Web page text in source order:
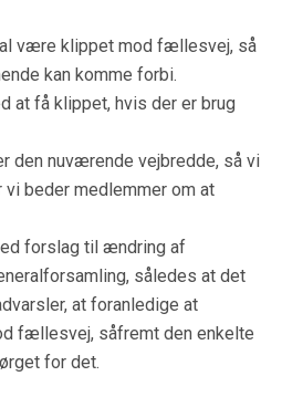
være klippet mod fællesvej, så
kan komme forbi.
at få klippet, hvis der er brug
den nuværende vejbredde, så vi
vi beder medlemmer om at
forslag til ændring af
således at det
at foranledige at
fællesvej, såfremt den enkelte
for det.